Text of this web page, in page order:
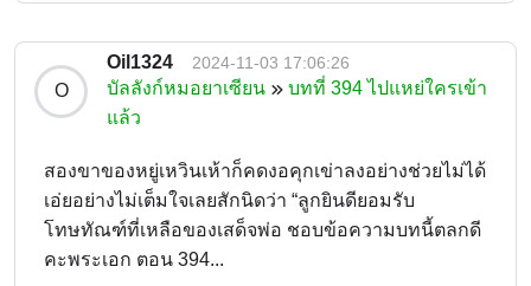
O
Oil1324 2024-11-03 17:06:26
บัลลังก์หมอยาเซียน
บทที่ 394 ไปแหย่ใครเข้า
แล้ว
สองขาของหยู่เหวินเห้าก็คดงอคุกเข่าลงอย่างช่วยไม่ได้
เอ่ยอย่างไม่เต็มใจเลยสักนิดว่า “ลูกยินดียอมรับ
โทษทัณฑ์ที่เหลือของเสด็จพ่อ ชอบข้อความบทนี้ตลกดี
คะพระเอก ตอน 394...